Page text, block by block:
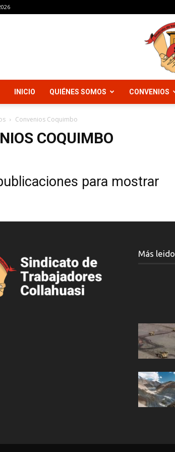
INICIO QUIÉNES SOMOS CONVENIOS
Convenios Coquimbo
COQUIMBO
para mostrar
Más leido